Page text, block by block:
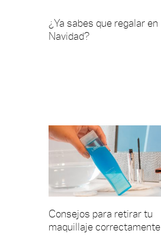
¿Ya sabes que regalar en
Navidad?
Consejos para retirar tu
maquillaje correctamente